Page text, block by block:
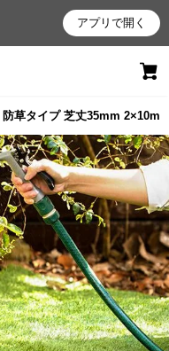
アプリで開く
防草タイプ 芝丈35mm 2×10m